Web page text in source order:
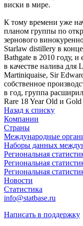
виски в мире.
К тому времени уже
планом группы по
зернового
Starlaw distillery в
Bathgate в 2010 году, и
в качестве налива для
Martiniquaise, Sir
собственное
в год, группа
Rare 18 Year Old и
Назад к списку
Компании
Страны
Международные
Наборы данных
Региональная
Региональная
Региональная
Новости
Статистика
info@statbase.ru
Написать в поддержку